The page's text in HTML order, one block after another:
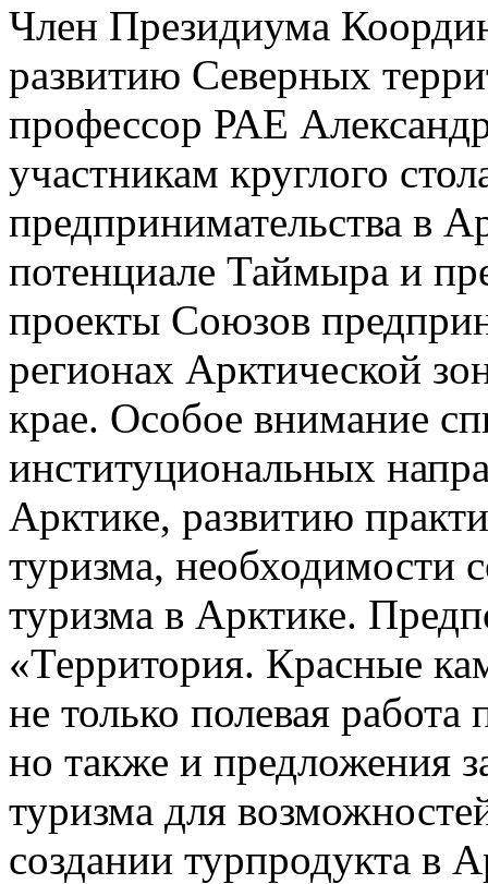
Член Президиума
развитию Северных
профессор РАЕ
участникам круглого
предпринимательства в
потенциале Таймыра и
проекты Союзов
регионах Арктической
крае. Особое внимание
институциональных
Арктике, развитию
туризма, необходимости
туризма в Арктике.
«Территория. Красные
не только полевая работа
но также и предложения
туризма для
создании турпродукта в